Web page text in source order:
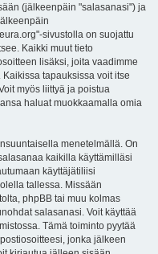
(jälkeenpäin "salasanasi") ja
sivustolla on suojattu
Kaikki muut tieto
lisäksi, joita vaadimme
tapauksissa voit itse
myös liittyä ja poistua
haluat muokkaamalla omia
menetelmällä. On
kaikilla käyttämilläsi
käyttäjätiliisi
tallessa. Missään
phpBB tai muu kolmas
salasanasi. Voit käyttää
Tämä toiminto pyytää
jonka jälkeen